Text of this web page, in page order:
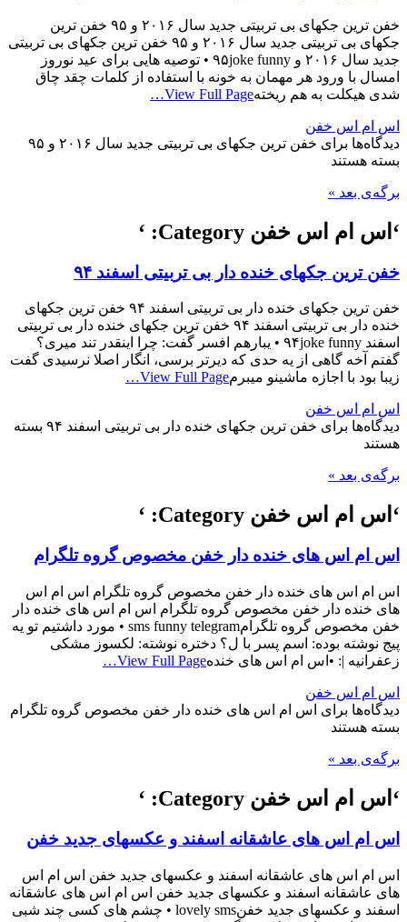
خفن ترین جکهای بی تربیتی جدید سال ۲۰۱۶ و ۹۵ خفن ترین
جکهای بی تربیتی جدید سال ۲۰۱۶ و ۹۵ خفن ترین جکهای بی تربیتی
جدید سال ۲۰۱۶ و ۹۵joke funny • توصیه ‌هایی برای عید نوروز
امسال با ورود هر مهمان به خونه با استفاده از کلمات چقد چاق
شدی هیکلت به هم ریختهView Full Page…
اس ام اس خفن
دیدگاه‌ها برای خفن ترین جکهای بی تربیتی جدید سال ۲۰۱۶ و ۹۵
بسته هستند
برگه‌ی بعد »
‘اس ام اس خفن Category: ‘
خفن ترین جکهای خنده دار بی تربیتی اسفند ۹۴
خفن ترین جکهای خنده دار بی تربیتی اسفند ۹۴ خفن ترین جکهای
خنده دار بی تربیتی اسفند ۹۴ خفن ترین جکهای خنده دار بی تربیتی
اسفند ۹۴joke funny • یبارهم افسر گفت: چرا اینقدر تند میری؟
گفتم آخه گاهی از یه حدی که دیرتر برسی، انگار اصلا نرسیدی گفت
زیبا بود با اجازه ماشینو میبرمView Full Page…
اس ام اس خفن
دیدگاه‌ها برای خفن ترین جکهای خنده دار بی تربیتی اسفند ۹۴
بسته
هستند
برگه‌ی بعد »
‘اس ام اس خفن Category: ‘
اس ام اس های خنده دار خفن مخصوص گروه تلگرام
اس ام اس های خنده دار خفن مخصوص گروه تلگرام اس ام اس
های خنده دار خفن مخصوص گروه تلگرام اس ام اس های خنده دار
خفن مخصوص گروه تلگرامsms funny telegram • مورد داشتیم ﺗﻮ ﯾﻪ
ﭘﯿﺞ ﻧﻮﺷﺘﻪ ﺑﻮﺩه: ﺍﺳﻢ ﭘﺴﺮ ﺑﺎ ﻝ؟ دختره ﻧﻮﺷﺘﻪ: لکسوز مشکی
زعفرانیه |: •اس ام اس های خندهView Full Page…
اس ام اس خفن
دیدگاه‌ها برای اس ام اس های خنده دار خفن مخصوص گروه تلگرام
بسته هستند
برگه‌ی بعد »
‘اس ام اس خفن Category: ‘
اس ام اس های عاشقانه اسفند و عکسهای جدید خفن
اس ام اس های عاشقانه اسفند و عکسهای جدید خفن اس ام اس
های عاشقانه اسفند و عکسهای جدید خفن اس ام اس های عاشقانه
اسفند و عکسهای جدید خفنlovely sms • چشم های کسی چند شبی